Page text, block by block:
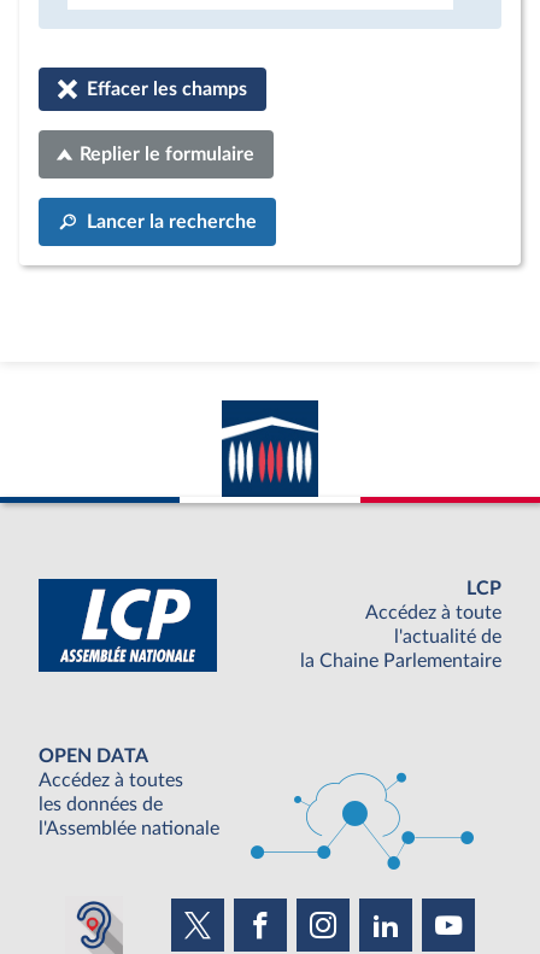
Effacer les champs
Replier le formulaire
Lancer la recherche
LCP
Accédez à toute
l'actualité de
la Chaine Parlementaire
OPEN DATA
Accédez à toutes
les données de
l'Assemblée nationale